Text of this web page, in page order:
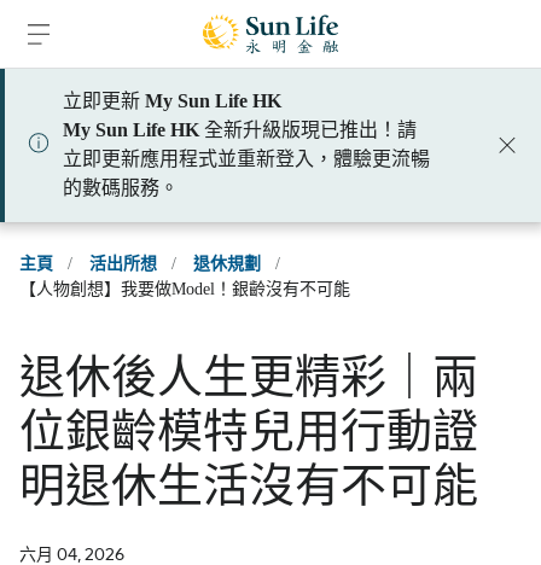
立即更新 My Sun Life HK
My Sun Life HK 全新升級版現已推出！請
立即更新應用程式並重新登入，體驗更流暢
的數碼服務。
主頁 / 活出所想 / 退休規劃
/
【人物創想】我要做Model！銀齡沒有不可能
退休後人生更精彩｜兩
位銀齡模特兒用行動證
明退休生活沒有不可能
六月 04, 2026